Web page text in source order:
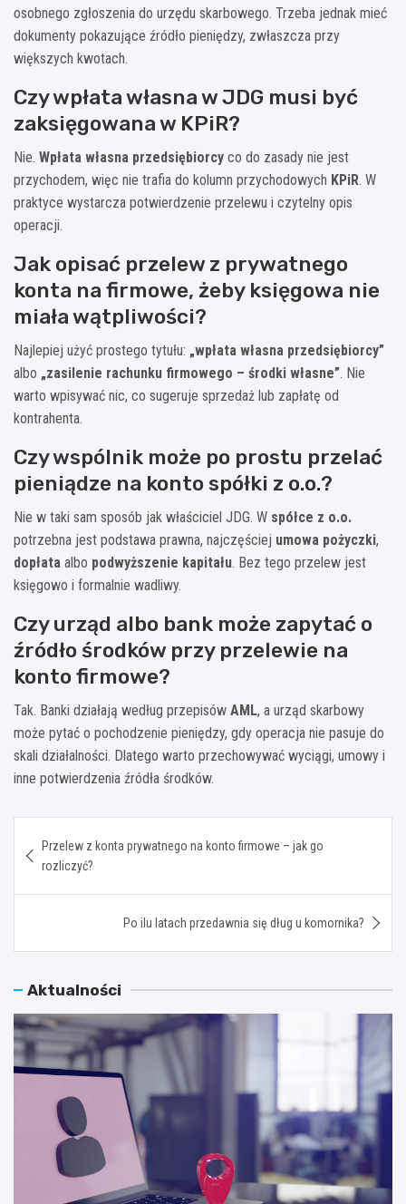
osobnego zgłoszenia do urzędu skarbowego. Trzeba jednak mieć
dokumenty pokazujące źródło pieniędzy, zwłaszcza przy
większych kwotach.
Czy wpłata własna w JDG musi być
zaksięgowana w KPiR?
Nie. Wpłata własna przedsiębiorcy co do zasady nie jest
przychodem, więc nie trafia do kolumn przychodowych KPiR. W
praktyce wystarcza potwierdzenie przelewu i czytelny opis
operacji.
Jak opisać przelew z prywatnego
konta na firmowe, żeby księgowa nie
miała wątpliwości?
Najlepiej użyć prostego tytułu: „wpłata własna przedsiębiorcy”
albo „zasilenie rachunku firmowego – środki własne”. Nie
warto wpisywać nic, co sugeruje sprzedaż lub zapłatę od
kontrahenta.
Czy wspólnik może po prostu przelać
pieniądze na konto spółki z o.o.?
Nie w taki sam sposób jak właściciel JDG. W spółce z o.o.
potrzebna jest podstawa prawna, najczęściej umowa pożyczki,
dopłata albo podwyższenie kapitału. Bez tego przelew jest
księgowo i formalnie wadliwy.
Czy urząd albo bank może zapytać o
źródło środków przy przelewie na
konto firmowe?
Tak. Banki działają według przepisów AML, a urząd skarbowy
może pytać o pochodzenie pieniędzy, gdy operacja nie pasuje do
skali działalności. Dlatego warto przechowywać wyciągi, umowy i
inne potwierdzenia źródła środków.
wpisu
Przelew z konta prywatnego na konto firmowe – jak go
rozliczyć?
Po ilu latach przedawnia się dług u komornika?
Aktualności